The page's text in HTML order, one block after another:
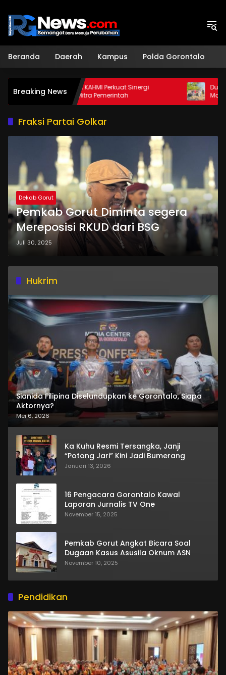
konten
Beranda Daerah Kampus Polda Gorontalo
Breaking News
Sekda Ajak KAHMI Perkuat Sinergi
Sebagai Mitra Pemerintah
Dukung
Mahasiswa
Apotek Hidup
Fraksi Partai Golkar
Dekab Gorut
Pemkab Gorut Diminta segera
Mereposisi RKUD dari BSG
Juli 30, 2025
Hukrim
Sianida Filipina Diselundupkan ke Gorontalo, Siapa
Aktornya?
Mei 6, 2026
Ka Kuhu Resmi Tersangka, Janji
“Potong Jari” Kini Jadi Bumerang
Januari 13, 2026
16 Pengacara Gorontalo Kawal
Laporan Jurnalis TV One
November 15, 2025
Pemkab Gorut Angkat Bicara Soal
Dugaan Kasus Asusila Oknum ASN
November 10, 2025
Pendidikan